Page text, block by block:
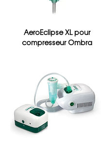
AeroEclipse XL pour
compresseur Ombra